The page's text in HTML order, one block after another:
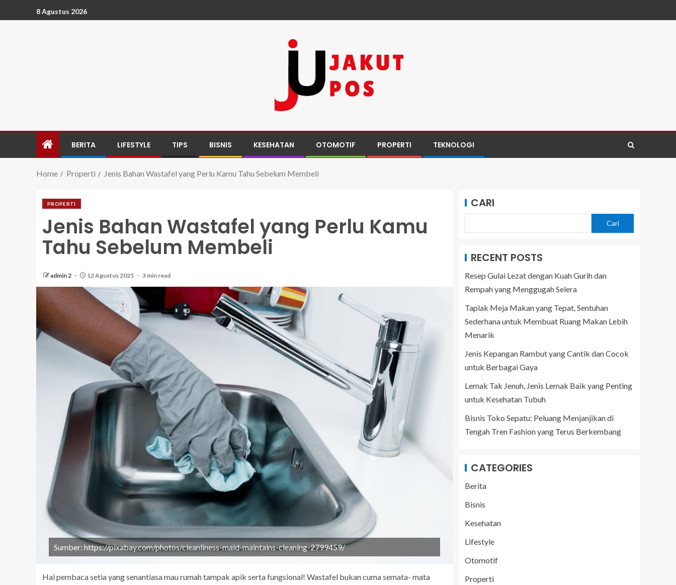
8 Agustus 2026
BERITA LIFESTYLE TIPS BISNIS KESEHATAN OTOMOTIF PROPERTI TEKNOLOGI
Home Properti Jenis Bahan Wastafel yang Perlu Kamu Tahu Sebelum Membeli
PROPERTI
Jenis Bahan Wastafel yang Perlu Kamu
Tahu Sebelum Membeli
admin 2 12 Agustus 2025 3 min read
Sumber: https://pixabay.com/photos/cleanliness-maid-maintains-cleaning-2799459/
Hai pembaca setia yang senantiasa mau rumah tampak apik serta fungsional! Wastafel bukan cuma semata- mata
CARI
Cari
RECENT POSTS
Resep Gulai Lezat dengan Kuah Gurih dan
Rempah yang Menggugah Selera
Taplak Meja Makan yang Tepat, Sentuhan
Sederhana untuk Membuat Ruang Makan Lebih
Menarik
Jenis Kepangan Rambut yang Cantik dan Cocok
untuk Berbagai Gaya
Lemak Tak Jenuh, Jenis Lemak Baik yang Penting
untuk Kesehatan Tubuh
Bisnis Toko Sepatu: Peluang Menjanjikan di
Tengah Tren Fashion yang Terus Berkembang
CATEGORIES
Berita
Bisnis
Kesehatan
Lifestyle
Otomotif
Properti